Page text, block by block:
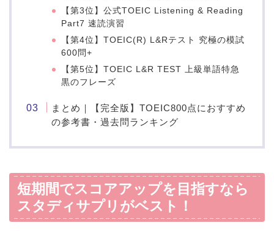
【第3位】公式TOEIC Listening & Reading
Part7 速読演習
【第4位】TOEIC(R) L&Rテスト 究極の模試
600問+
【第5位】TOEIC L&R TEST 上級単語特急
黒のフレーズ
まとめ｜【完全版】TOEIC800点におすすめ
の参考書・過去問ランキング
短期間でスコアアップを目指すなら
スタディサプリがベスト！